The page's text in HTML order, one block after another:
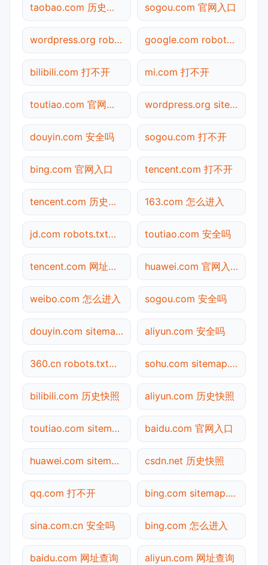
taobao.com 历史快照 sogou.com 官网入口
wordpress.org robots.txt检测 google.com robots.txt检测
bilibili.com 打不开 mi.com 打不开
toutiao.com 官网入口 wordpress.org sitemap.xml检测
douyin.com 安全吗 sogou.com 打不开
bing.com 官网入口 tencent.com 打不开
tencent.com 历史快照 163.com 怎么进入
jd.com robots.txt检测 toutiao.com 安全吗
tencent.com 网址查询 huawei.com 官网入口
weibo.com 怎么进入 sogou.com 安全吗
douyin.com sitemap.xml检测 aliyun.com 安全吗
360.cn robots.txt检测 sohu.com sitemap.xml检测
bilibili.com 历史快照 aliyun.com 历史快照
toutiao.com sitemap.xml检测 baidu.com 官网入口
huawei.com sitemap.xml检测 csdn.net 历史快照
qq.com 打不开 bing.com sitemap.xml检测
sina.com.cn 安全吗 bing.com 怎么进入
baidu.com 网址查询 aliyun.com 网址查询